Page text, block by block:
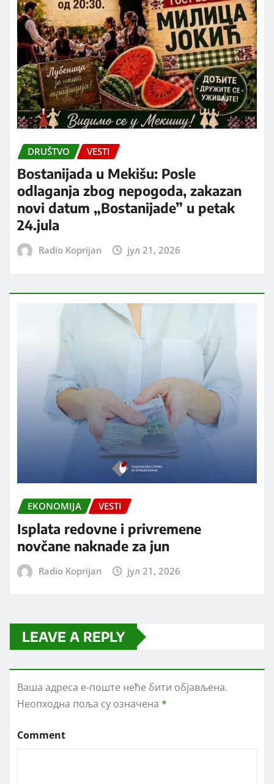
DRUŠTVO VESTI
Bostanijada u Mekišu: Posle
odlaganja zbog nepogoda, zakazan
novi datum „Bostanijade” u petak
24.jula
Radio Koprijan јул 21, 2026
EKONOMIJA VESTI
Isplata redovne i privremene
novčane naknade za jun
Radio Koprijan јул 21, 2026
LEAVE A REPLY
Ваша адреса е-поште неће бити објављена.
Неопходна поља су означена *
Comment